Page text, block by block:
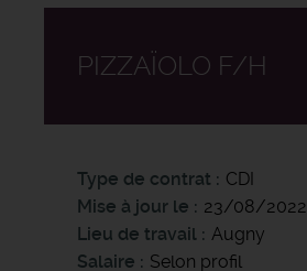
PIZZAÏOLO F/H
Type de contrat
CDI
Mise à jour le
23/08/2022
Lieu de travail
Augny
Salaire
Selon profil